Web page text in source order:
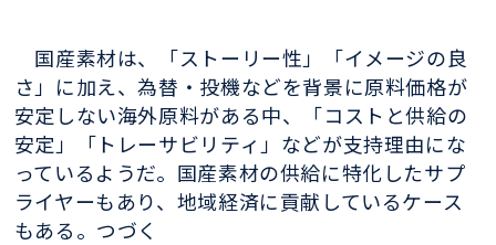
国産素材は、「ストーリー性」「イメージの良
さ」に加え、為替・投機などを背景に原料価格が
安定しない海外原料がある中、「コストと供給の
安定」「トレーサビリティ」などが支持理由にな
っているようだ。国産素材の供給に特化したサプ
ライヤーもあり、地域経済に貢献しているケース
もある。つづく